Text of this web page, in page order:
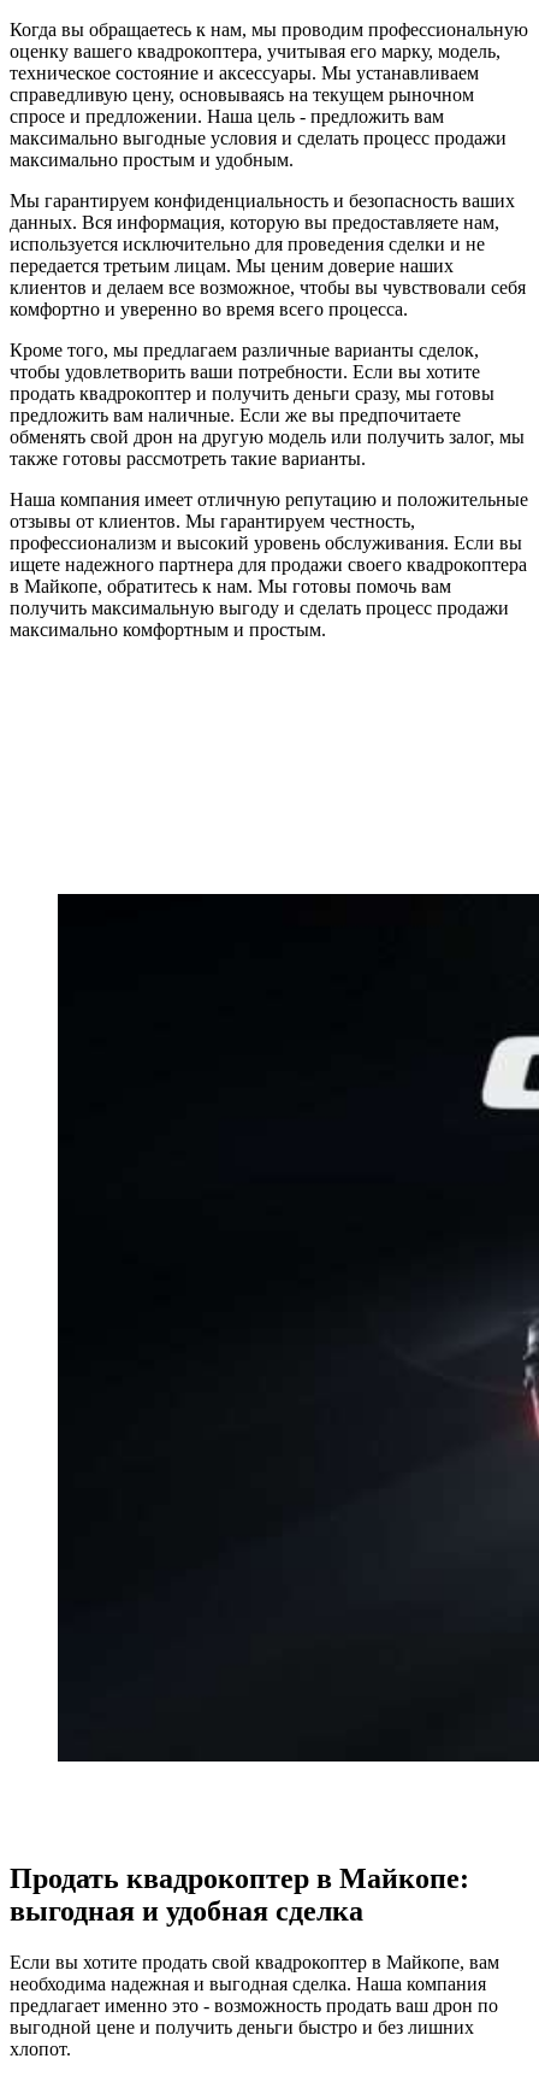
Когда вы обращаетесь к нам, мы проводим профессиональную
оценку вашего квадрокоптера, учитывая его марку, модель,
техническое состояние и аксессуары. Мы устанавливаем
справедливую цену, основываясь на текущем рыночном
спросе и предложении. Наша цель - предложить вам
максимально выгодные условия и сделать процесс продажи
максимально простым и удобным.
Мы гарантируем конфиденциальность и безопасность ваших
данных. Вся информация, которую вы предоставляете нам,
используется исключительно для проведения сделки и не
передается третьим лицам. Мы ценим доверие наших
клиентов и делаем все возможное, чтобы вы чувствовали себя
комфортно и уверенно во время всего процесса.
Кроме того, мы предлагаем различные варианты сделок,
чтобы удовлетворить ваши потребности. Если вы хотите
продать квадрокоптер и получить деньги сразу, мы готовы
предложить вам наличные. Если же вы предпочитаете
обменять свой дрон на другую модель или получить залог, мы
также готовы рассмотреть такие варианты.
Наша компания имеет отличную репутацию и положительные
отзывы от клиентов. Мы гарантируем честность,
профессионализм и высокий уровень обслуживания. Если вы
ищете надежного партнера для продажи своего квадрокоптера
в Майкопе, обратитесь к нам. Мы готовы помочь вам
получить максимальную выгоду и сделать процесс продажи
максимально комфортным и простым.
Продать квадрокоптер в Майкопе:
выгодная и удобная сделка
Если вы хотите продать свой квадрокоптер в Майкопе, вам
необходима надежная и выгодная сделка. Наша компания
предлагает именно это - возможность продать ваш дрон по
выгодной цене и получить деньги быстро и без лишних
хлопот.